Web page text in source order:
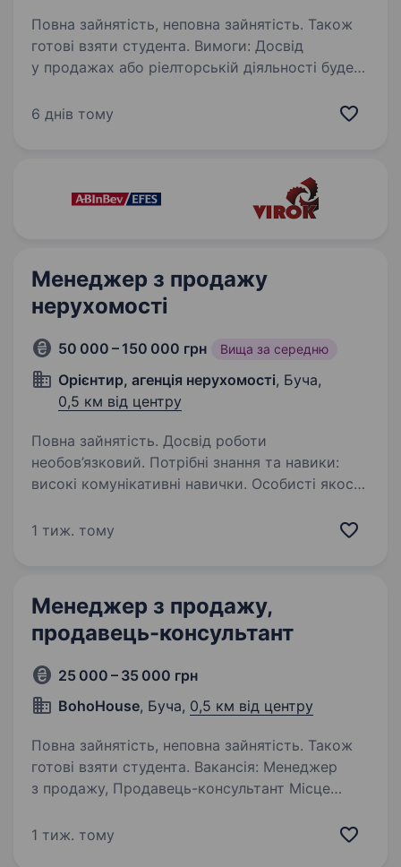
Повна зайнятість, неповна зайнятість. Також
готові взяти студента. Вимоги: Досвід
у продажах або ріелторській діяльності буде
працювати з клієнтами; Орієнтація
6 днів тому
Менеджер з продажу
нерухомості
50 000 – 150 000 грн Вища за середню
Орієнтир, агенція нерухомості, Буча,
0,5 км від центру
Повна зайнятість. Досвід роботи
необов’язковий. Потрібні знання та навики:
високі комунікативні навички. Особисті якості:
бажання допомогти клієнту,
1 тиж. тому
Менеджер з продажу,
продавець-консультант
25 000 – 35 000 грн
BohoHouse, Буча, 0,5 км від центру
Повна зайнятість, неповна зайнятість. Також
готові взяти студента. Вакансія: Менеджер
з продажу, Продавець-консультант Місце
компанію: Boho House — це стильний магазин
1 тиж. тому